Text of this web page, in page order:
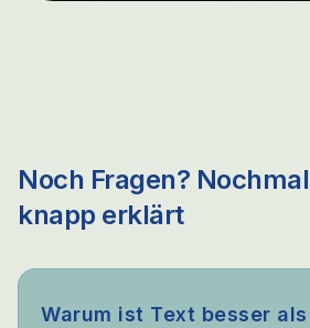
Noch Fragen?
knapp erklärt
Warum ist Text besser als